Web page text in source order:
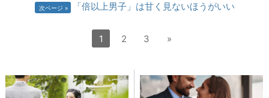
次ページ 「倍以上男子」は甘く見ないほうがいい
1 2 3 »